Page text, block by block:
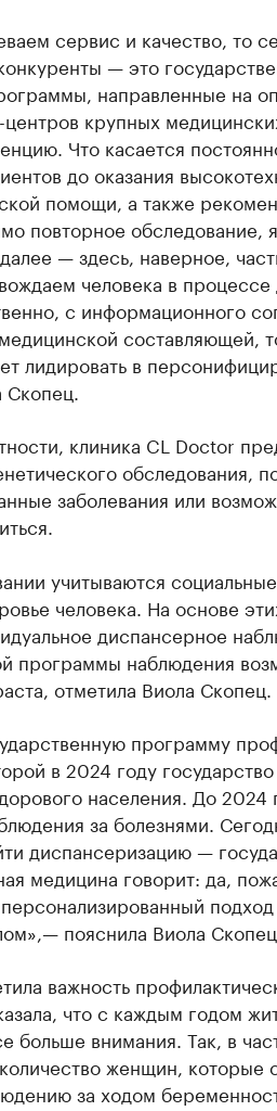
сервис и качество, то
— это
направленные на
крупных
Что касается
до оказания
помощи, а также
повторное обследование,
— здесь, наверное,
человека в процессе
с информационного
составляющей,
лидировать в
клиника CL Doctor
обследования,
заболевания или
учитываются
человека. На основе
диспансерное
программы наблюдения
отметила Виола Скопец.
программу
в 2024 году
населения. До 2024
за болезнями.
диспансеризацию —
медицина говорит: да,
пояснила Виола Скопец.
важность
что с каждым годом
больше внимания. Так, в
женщин, которые
за ходом